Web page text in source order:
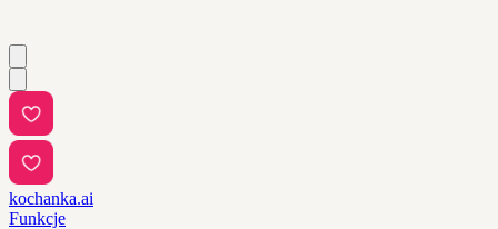
kochanka.ai
Funkcje